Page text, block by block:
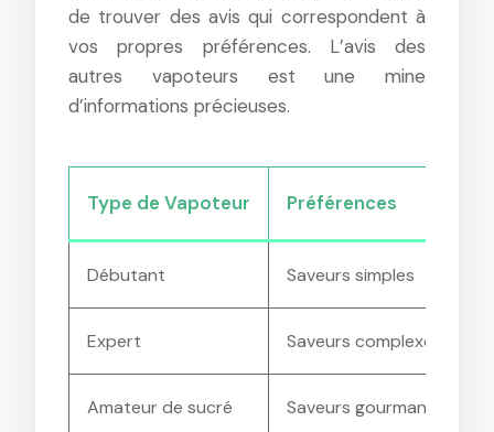
de trouver des avis qui correspondent à
vos propres préférences. L’avis des
autres vapoteurs est une mine
d’informations précieuses.
Type de Vapoteur Préférences
Débutant Saveurs simples
Expert Saveurs complexes
Amateur de sucré Saveurs gourmandes